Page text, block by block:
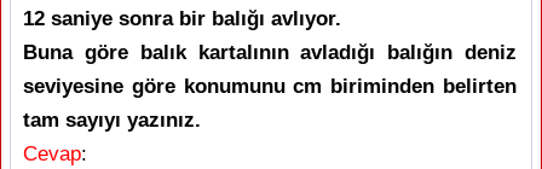
12 saniye sonra bir balığı avlıyor.
Buna göre balık kartalının avladığı balığın deniz
seviyesine göre konumunu cm biriminden belirten
tam sayıyı yazınız.
Cevap: